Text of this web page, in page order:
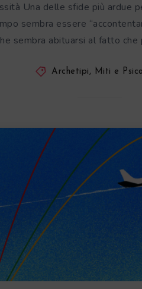
Una delle sfide più ardue
sembra essere
sembra abituarsi al fatto
Archetipi, Miti e